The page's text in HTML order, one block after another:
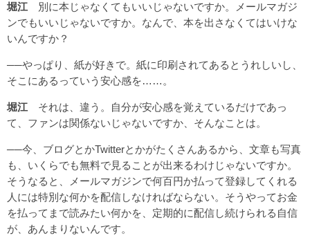
堀江 別に本じゃなくてもいいじゃないですか。メールマガジ
ンでもいいじゃないですか。なんで、本を出さなくてはいけな
いんですか？
──やっぱり、紙が好きで。紙に印刷されてあるとうれしいし、
そこにあるっていう安心感を……。
堀江 それは、違う。自分が安心感を覚えているだけであっ
て、ファンは関係ないじゃないですか、そんなことは。
──今、ブログとかTwitterとかがたくさんあるから、文章も写真
も、いくらでも無料で見ることが出来るわけじゃないですか。
そうなると、メールマガジンで何百円か払って登録してくれる
人には特別な何かを配信しなければならない。そうやってお金
を払ってまで読みたい何かを、定期的に配信し続けられる自信
が、あんまりないんです。